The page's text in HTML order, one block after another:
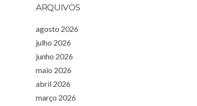
ARQUIVOS
agosto 2026
julho 2026
junho 2026
maio 2026
abril 2026
março 2026